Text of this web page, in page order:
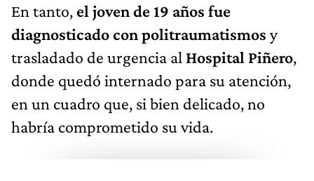
En tanto, el joven de 19 años fue
diagnosticado con politraumatismos y
trasladado de urgencia al Hospital Piñero,
donde quedó internado para su atención,
en un cuadro que, si bien delicado, no
habría comprometido su vida.